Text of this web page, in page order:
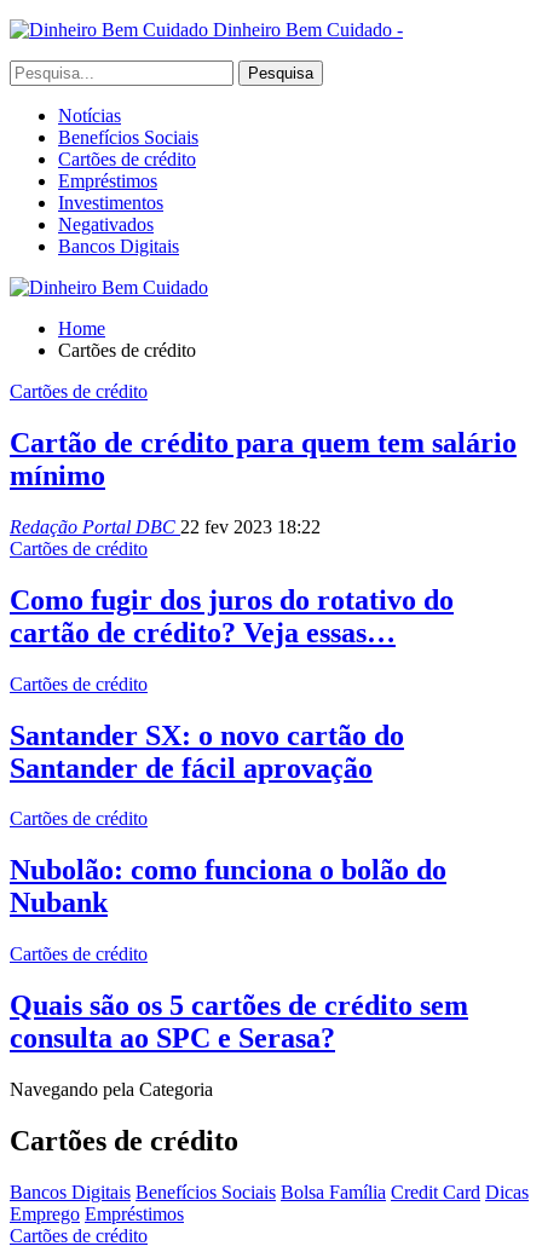
Dinheiro Bem Cuidado -
Notícias
Benefícios Sociais
Cartões de crédito
Empréstimos
Investimentos
Negativados
Bancos Digitais
Home
Cartões de crédito
Cartões de crédito
Cartão de crédito para quem tem salário
mínimo
Redação Portal DBC 22 fev 2023 18:22
Cartões de crédito
Como fugir dos juros do rotativo do
cartão de crédito? Veja essas…
Cartões de crédito
Santander SX: o novo cartão do
Santander de fácil aprovação
Cartões de crédito
Nubolão: como funciona o bolão do
Nubank
Cartões de crédito
Quais são os 5 cartões de crédito sem
consulta ao SPC e Serasa?
Navegando pela Categoria
Cartões de crédito
Bancos Digitais Benefícios Sociais Bolsa Família Credit Card Dicas
Emprego Empréstimos
Cartões de crédito